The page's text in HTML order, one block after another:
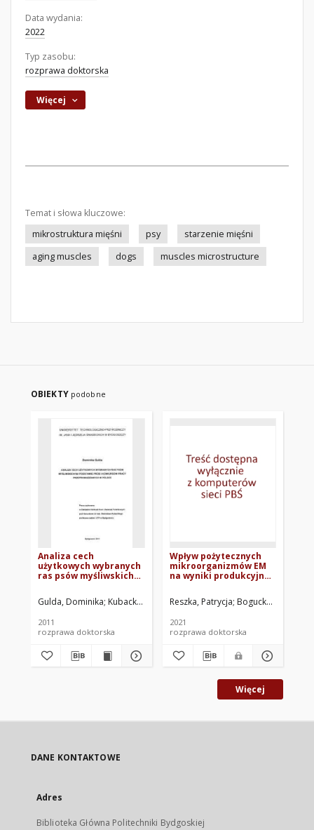
Data wydania:
2022
Typ zasobu:
rozprawa doktorska
Więcej
Temat i słowa kluczowe:
mikrostruktura mięśni
psy
starzenie mięśni
aging muscles
dogs muscles microstructure
OBIEKTY podobne
Analiza cech
użytkowych wybranych
ras psów myśliwskich
konkursów pracy
przeprowadzanych w
Gulda, Dominika Kubacki, Stanisław. Promotor
2011
rozprawa doktorska
Wpływ pożytecznych
mikroorganizmów EM
na wyniki produkcyjne,
oraz jakość mięsa świń
Reszka, Patrycja Bogucka, Joanna.
2021
rozprawa doktorska
Więcej
DANE KONTAKTOWE
Adres
Biblioteka Główna Politechniki Bydgoskiej